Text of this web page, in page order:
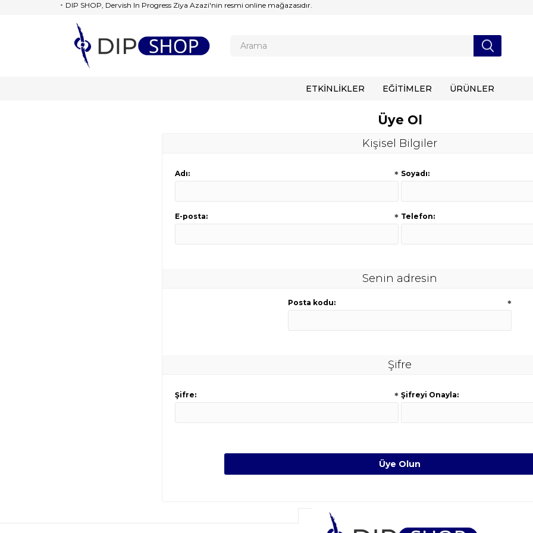
DIP SHOP, Dervish In Progress Ziya Azazi'nin resmi online mağazasıdır.
ETKİNLİKLER EĞİTİMLER ÜRÜNLER
Üye Ol
Kişisel Bilgiler
Adı: * Soyadı:
E-posta: * Telefon:
Senin adresin
Posta kodu: *
Şifre
Şifre: * Şifreyi Onayla: